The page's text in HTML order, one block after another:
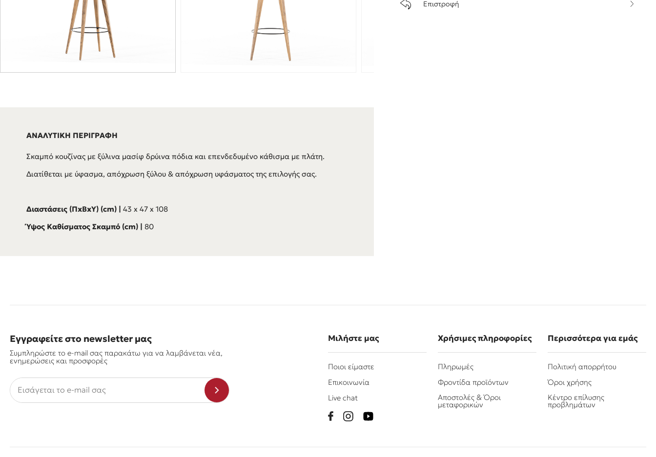
ΑΝΑΛΥΤΙΚΗ ΠΕΡΙΓΡΑΦΗ
Σκαμπό κουζίνας με ξύλινα μασίφ δρύινα πόδια και επενδεδυμένο κάθισμα με πλάτη.
Διατίθεται με ύφασμα, απόχρωση ξύλου & απόχρωση υφάσματος της επιλογής σας.
Διαστάσεις (ΠxBxΥ) (cm) | 43 x 47 x 108
Ύψος Καθίσματος Σκαμπό (cm) |
80
Επιστροφή
Εγγραφείτε στο newsletter μας
Συμπληρώστε το e-mail σας παρακάτω για να λαμβάνεται νέα,
ενημερώσεις και προσφορές
Μιλήστε μας
Ποιοι είμαστε
Επικοινωνία
Live chat
Χρήσιμες πληροφορίες
Πληρωμές
Φροντίδα προϊόντων
Αποστολές & Όροι
μεταφορικών
Περισσότερα για εμάς
Πολιτική απορρήτου
Όροι χρήσης
Κέντρο επίλυσης
προβλημάτων